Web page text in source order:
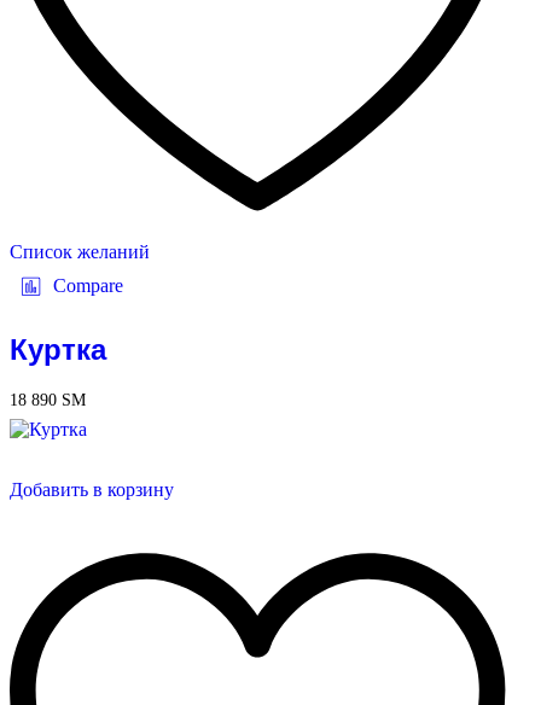
Список желаний
Compare
Куртка
18 890 ЅМ
Добавить в корзину